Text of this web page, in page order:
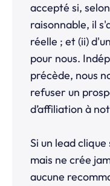
accepté si,
raisonnable, il
réelle ; et (ii)
pour nous.
précède, nous
refuser un
d’affiliation à
Si un lead
mais ne crée
aucune